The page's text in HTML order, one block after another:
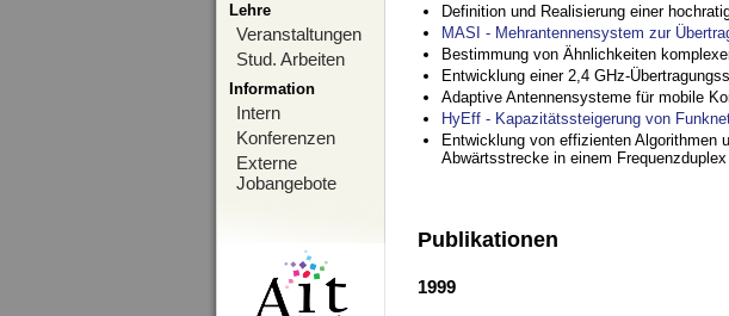
Lehre
Veranstaltungen
Stud. Arbeiten
Information
Intern
Konferenzen
Externe
Jobangebote
Definition und Realisierung einer
MASI - Mehrantennensystem zur
Bestimmung von Ähnlichkeiten
Entwicklung einer 2,4 GHz-
Adaptive Antennensysteme für mobile
HyEff - Kapazitätssteigerung von
Entwicklung von effizienten Algorithmen
Abwärtsstrecke in einem
Publikationen
1999